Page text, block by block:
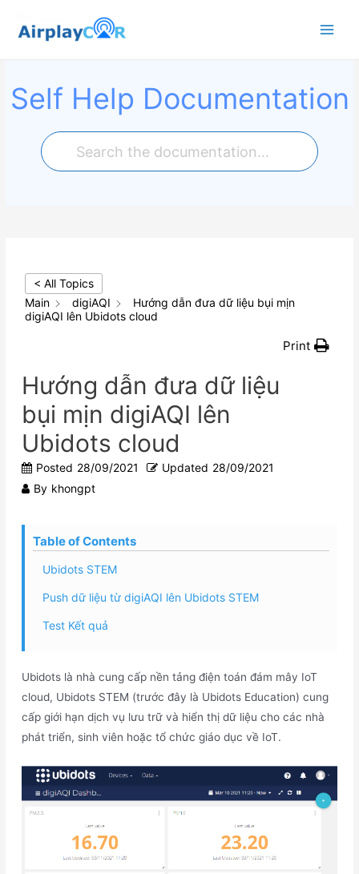
Self Help Documentation
< All Topics
Main
digiAQI
Hướng dẫn đưa dữ liệu bụi mịn
digiAQI lên Ubidots cloud
Print
Hướng dẫn đưa dữ liệu
bụi mịn digiAQI lên
Ubidots cloud
Posted 28/09/2021 Updated 28/09/2021
By khongpt
Table of Contents
Ubidots STEM
Push dữ liệu từ digiAQI lên Ubidots STEM
Test Kết quả
Ubidots là nhà cung cấp nền tảng điện toán đám mây IoT
cloud, Ubidots STEM (trước đây là Ubidots Education) cung
cấp giới hạn dịch vụ lưu trữ và hiển thị dữ liệu cho các nhà
phát triển, sinh viên hoặc tổ chức giáo dục về IoT.